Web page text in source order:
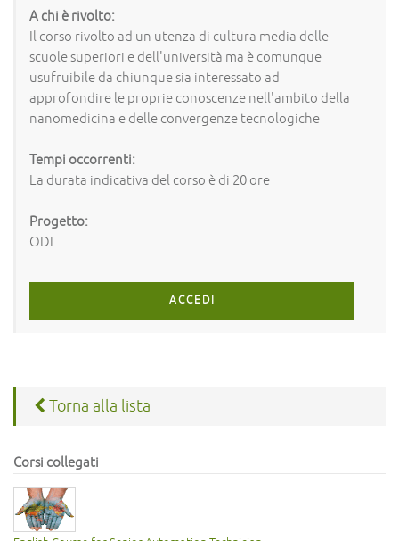
A chi è rivolto:
Il corso rivolto ad un utenza di cultura media delle
scuole superiori e dell'università ma è comunque
usufruibile da chiunque sia interessato ad
approfondire le proprie conoscenze nell'ambito della
nanomedicina e delle convergenze tecnologiche
Tempi occorrenti:
La durata indicativa del corso è di 20 ore
Progetto:
ODL
ACCEDI
Torna alla lista
Corsi collegati